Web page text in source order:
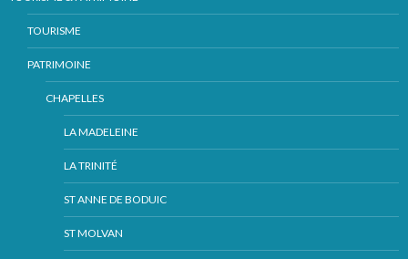
TOURISME
PATRIMOINE
CHAPELLES
LA MADELEINE
LA TRINITÉ
ST ANNE DE BODUIC
ST MOLVAN